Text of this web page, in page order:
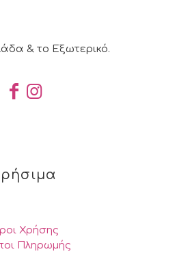
& το Εξωτερικό.
Χρήσης
Πληρωμής